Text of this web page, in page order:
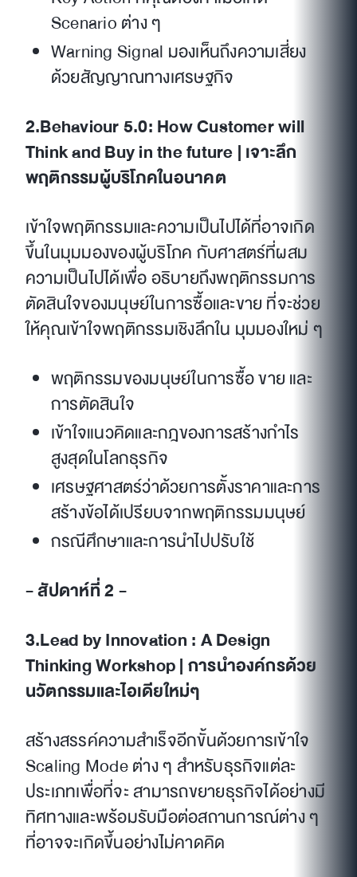
Scenario ต่าง ๆ
Warning Signal มองเห็นถึงความเสี่ยง
ด้วยสัญญาณทางเศรษฐกิจ
2.Behaviour 5.0: How Customer will
Think and Buy in the future | เจาะลึก
พฤติกรรมผู้บริโภคในอนาคต
เข้าใจพฤติกรรมและความเป็นไปได้ที่อาจเกิด
ขึ้นในมุมมองของผู้บริโภค กับศาสตร์ที่ผสม
ความเป็นไปได้เพื่อ อธิบายถึงพฤติกรรมการ
ตัดสินใจของมนุษย์ในการซื้อและขาย ที่จะช่วย
ให้คุณเข้าใจพฤติกรรมเชิงลึกใน มุมมองใหม่ ๆ
พฤติกรรมของมนุษย์ในการซื้อ ขาย และ
การตัดสินใจ
เข้าใจแนวคิดและกฎของการสร้างกำไร
สูงสุดในโลกธุรกิจ
เศรษฐศาสตร์ว่าด้วยการตั้งราคาและการ
สร้างข้อได้เปรียบจากพฤติกรรมมนุษย์
กรณีศึกษาและการนำไปปรับใช้
- สัปดาห์ที่ 2 -
3.Lead by Innovation : A Design
Thinking Workshop | การนำองค์กรด้วย
นวัตกรรมและไอเดียใหม่ๆ
สร้างสรรค์ความสำเร็จอีกขั้นด้วยการเข้าใจ
Scaling Mode ต่าง ๆ สำหรับธุรกิจแต่ละ
ประเภทเพื่อที่จะ สามารถขยายธุรกิจได้อย่างมี
ทิศทางและพร้อมรับมือต่อสถานการณ์ต่าง ๆ
ที่อาจจะเกิดขึ้นอย่างไม่คาดคิด